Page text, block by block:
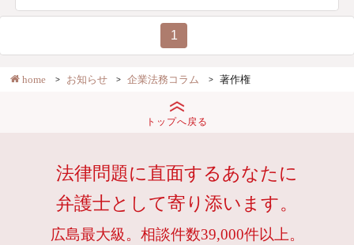
1
home お知らせ 企業法務コラム 著作権
トップへ戻る
法律問題に直面するあなたに
弁護士として寄り添います。
広島最大級。相談件数39,000件以上。